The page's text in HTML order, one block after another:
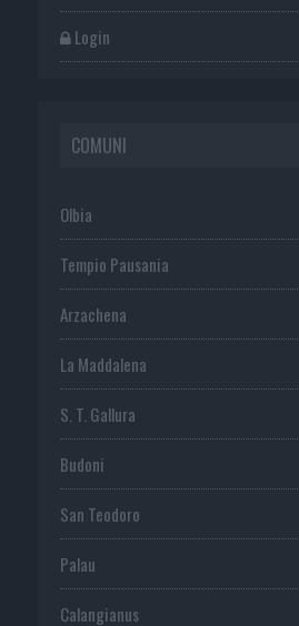
Login
COMUNI
Olbia
Tempio Pausania
Arzachena
La Maddalena
S. T. Gallura
Budoni
San Teodoro
Palau
Calangianus